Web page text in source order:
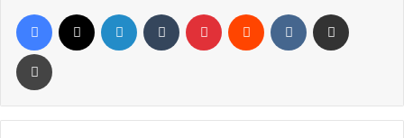
Facebook LinkedIn Tumblr Pinterest Reddit VKontakte
Yazdır